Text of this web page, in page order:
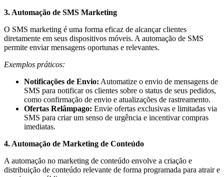
3. Automação de SMS Marketing
O SMS marketing é uma forma eficaz de alcançar clientes
diretamente em seus dispositivos móveis. A automação de SMS
permite enviar mensagens oportunas e relevantes.
Exemplos práticos:
Notificações de Envio: Automatize o envio de mensagens de
SMS para notificar os clientes sobre o status de seus pedidos,
como confirmação de envio e atualizações de rastreamento.
Ofertas Relâmpago: Envie ofertas exclusivas e limitadas via
SMS para criar um senso de urgência e incentivar compras
imediatas.
4. Automação de Marketing de Conteúdo
A automação no marketing de conteúdo envolve a criação e
distribuição de conteúdo relevante de forma programada para atrair e